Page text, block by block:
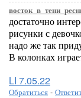
достаточно
рисунки с
надо же так
В колонках
LI 7.05.22
Обратиться -